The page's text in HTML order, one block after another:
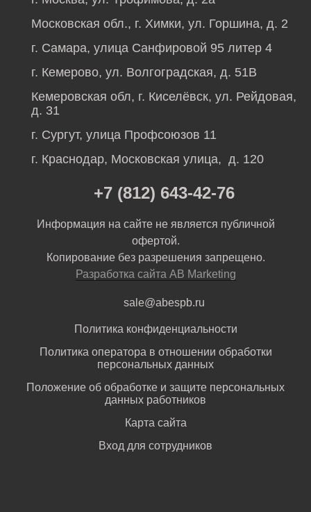
Московская обл., г. Химки, ул. Горшина, д. 2
г. Самара, улица Санфировой 95 литер 4
г. Кемерово, ул. Волгоградская, д. 51В
Кемеровская обл, г. Киселёвск, ул. Рейдовая,
д. 31
г. Сургут, улица Профсоюзов 11
г. Краснодар, Московская улица, д. 120
+7 (812) 643-42-76
Информация на сайте не является публичной
офертой.
Копирование без разрешения запрещено.
Разработка сайта AB Marketing
sale@abespb.ru
Политика конфиденциальности
Политика оператора в отношении обработки
персональных данных
Положение об обработке и защите персональных
данных работников
Карта сайта
Вход для сотрудников